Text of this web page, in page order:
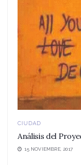
CIUDAD
Análisis del
15 NOVIEMBRE, 2017